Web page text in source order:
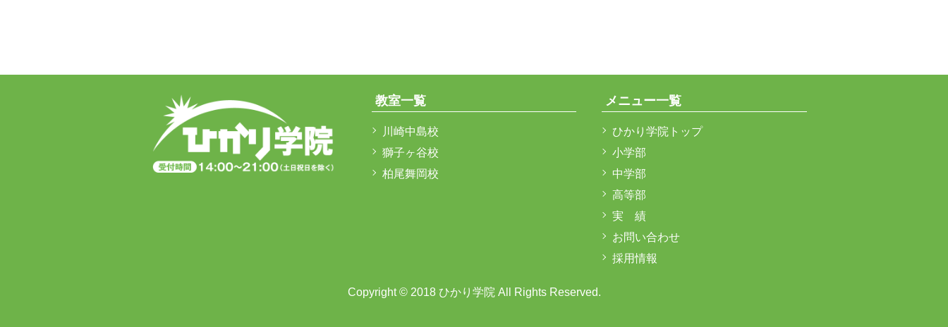
教室一覧
川崎中島校
獅子ヶ谷校
柏尾舞岡校
メニュー一覧
ひかり学院トップ
小学部
中学部
高等部
実 績
お問い合わせ
採用情報
Copyright © 2018 ひかり学院 All Rights Reserved.